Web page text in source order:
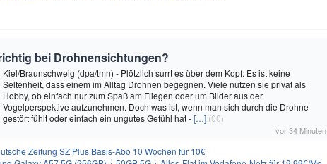
bei Drohnensichtungen?
Kiel/Braunschweig (dpa/tmn) - Plötzlich surrt es über dem Kopf: Es ist keine
Seltenheit, dass einem im Alltag Drohnen begegnen. Viele nutzen sie privat als
Hobby, ob einfach nur zum Spaß am Fliegen oder um Bilder aus der
Vogelperspektive aufzunehmen. Doch was ist, wenn man sich durch die Drohne
gestört fühlt oder einfach ein ungutes Gefühl hat -[…] (00)
vor 34 Minuten
Zeitung SZ Plus Basis-Abo 10 Wochen für 10€